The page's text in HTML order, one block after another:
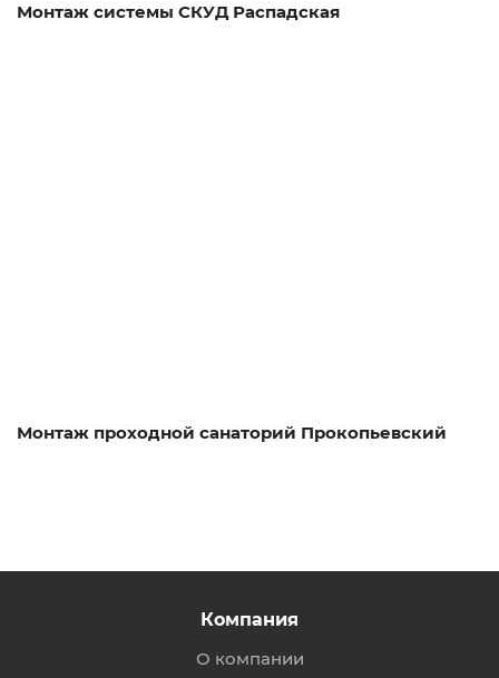
Монтаж системы СКУД Распадская
Монтаж проходной санаторий Прокопьевский
Компания
О компании